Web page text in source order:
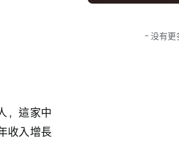
，這家中
收入增長
- 没有更